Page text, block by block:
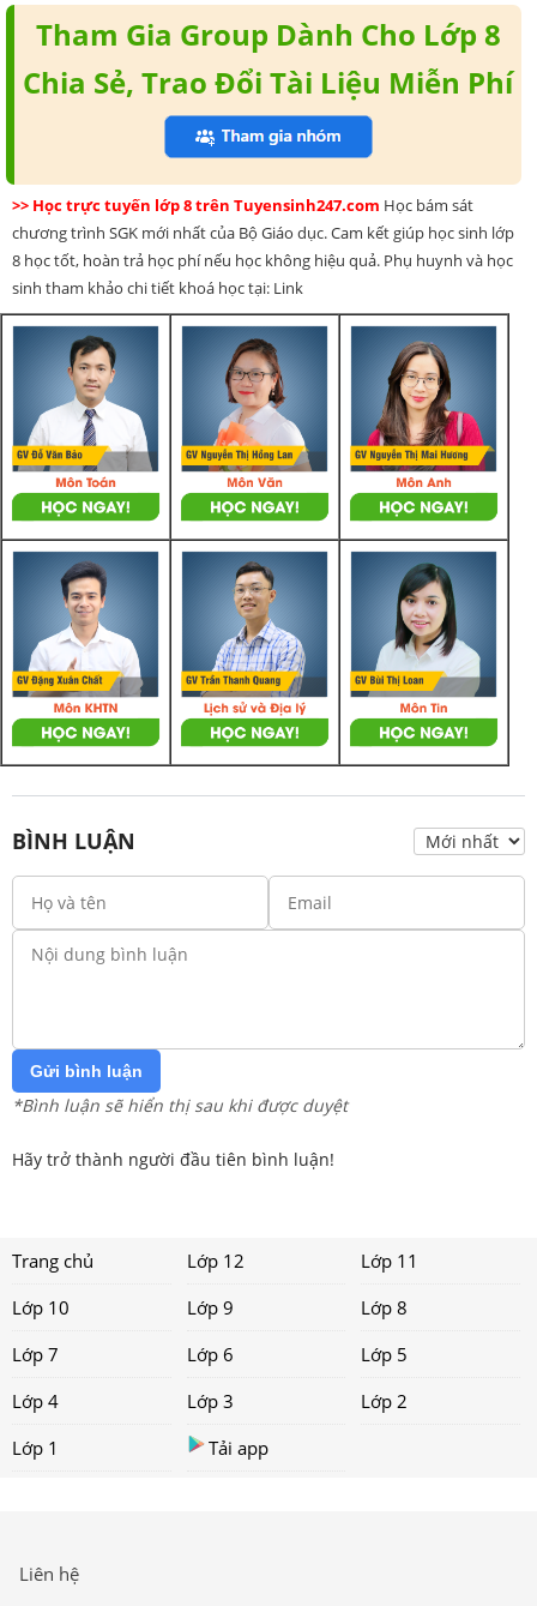
Tham Gia Group Dành Cho Lớp 8
Chia Sẻ, Trao Đổi Tài Liệu Miễn Phí
>> Học trực tuyến lớp 8 trên Tuyensinh247.com Học bám sát
chương trình SGK mới nhất của Bộ Giáo dục. Cam kết giúp học sinh lớp
8 học tốt, hoàn trả học phí nếu học không hiệu quả. Phụ huynh và học
sinh tham khảo chi tiết khoá học tại: Link
BÌNH LUẬN
Gửi bình luận
*Bình luận sẽ hiển thị sau khi được duyệt
Hãy trở thành người đầu tiên bình luận!
Trang chủ Lớp 12
Lớp 11
Lớp 10
Lớp 9
Lớp 8
Lớp 7
Lớp 6
Lớp 5
Lớp 4
Lớp 3
Lớp 2
Lớp 1
Tải app
Liên hệ